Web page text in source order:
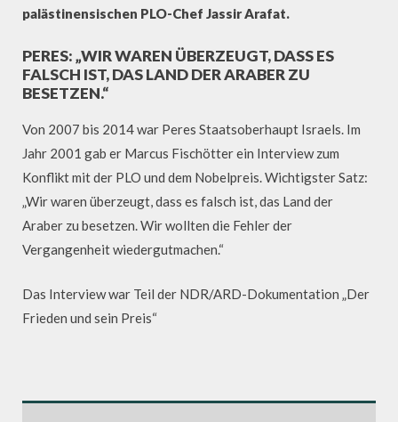
palästinensischen PLO-Chef Jassir Arafat.
PERES: „WIR WAREN ÜBERZEUGT, DASS ES
FALSCH IST, DAS LAND DER ARABER ZU
BESETZEN.“
Von 2007 bis 2014 war Peres Staatsoberhaupt Israels. Im
Jahr 2001 gab er Marcus Fischötter ein Interview zum
Konflikt mit der PLO und dem Nobelpreis. Wichtigster Satz:
„Wir waren überzeugt, dass es falsch ist, das Land der
Araber zu besetzen. Wir wollten die Fehler der
Vergangenheit wiedergutmachen.“
Das Interview war Teil der NDR/ARD-Dokumentation „Der
Frieden und sein Preis“